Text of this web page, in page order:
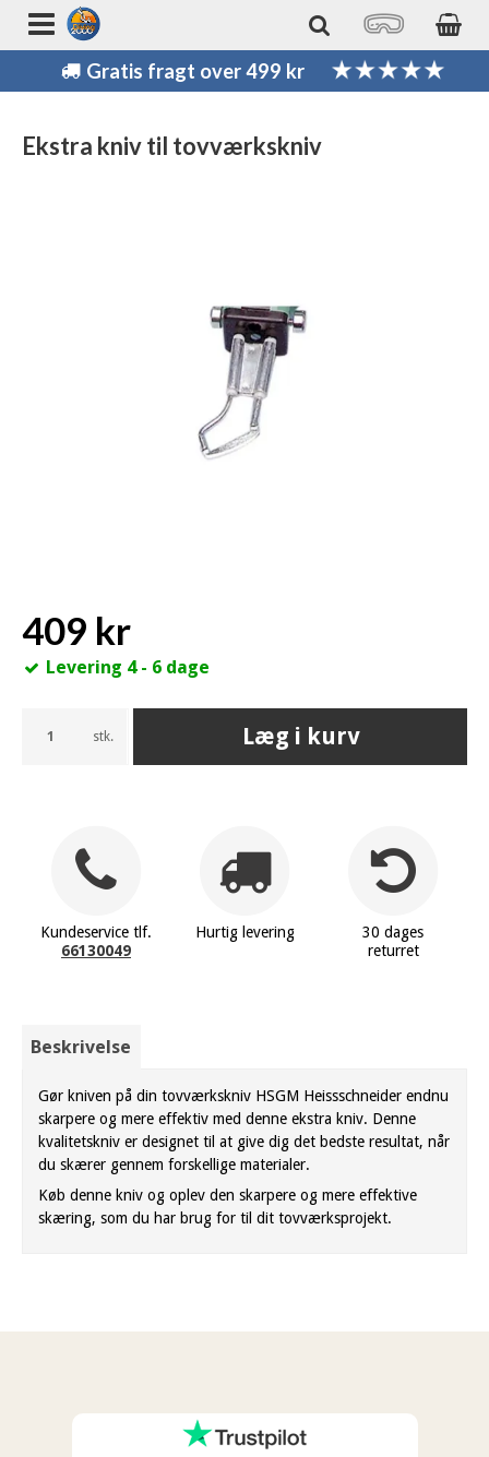
Gratis fragt over 499 kr
Ekstra kniv til tovværkskniv
409 kr
Levering 4 - 6 dage
stk. Læg i kurv
Kundeservice tlf.
66130049
Hurtig levering
30 dages
returret
Beskrivelse
Gør kniven på din tovværkskniv HSGM Heissschneider endnu
skarpere og mere effektiv med denne ekstra kniv. Denne
kvalitetskniv er designet til at give dig det bedste resultat, når
du skærer gennem forskellige materialer.
Køb denne kniv og oplev den skarpere og mere effektive
skæring, som du har brug for til dit tovværksprojekt.